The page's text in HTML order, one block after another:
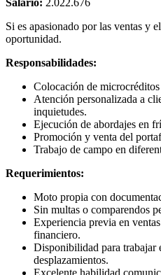
Salario: 2.022.676
Si es apasionado por las ventas y
oportunidad.
Responsabilidades:
Colocación de
Atención personalizada a
inquietudes.
Ejecución de abordajes en
Promoción y venta del
Trabajo de campo en
Requerimientos:
Moto propia con
Sin multas o comparendos
Experiencia previa en
financiero.
Disponibilidad para trabajar
desplazamientos.